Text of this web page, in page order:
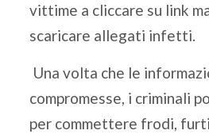
vittime a cliccare su link
scaricare allegati infetti.
Una volta che le
compromesse, i criminali
per commettere frodi,